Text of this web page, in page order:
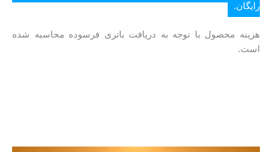
رایگان.
هزینه محصول با توجه به دریافت باتری فرسوده محاسبه شده
است.